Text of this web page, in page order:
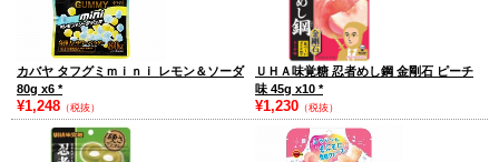
カバヤ タフグミｍｉｎｉ レモン＆ソーダ
80g x6 *
¥1,248 （税抜）
ＵＨＡ味覚糖 忍者めし鋼 金剛石 ピーチ
味 45g x10 *
¥1,230 （税抜）